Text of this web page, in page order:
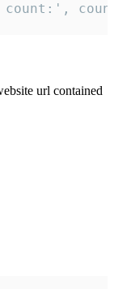
count:',
url contained